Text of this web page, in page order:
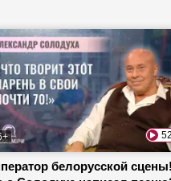
белорусской